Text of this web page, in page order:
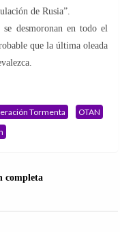
de Rusia”.
desmoronan en todo el
que la última oleada
Tormenta
OTAN
completa